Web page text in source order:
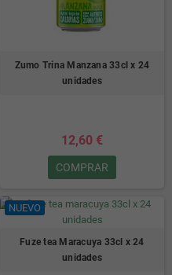
Zumo Trina Manzana 33cl x 24
unidades
12,60 €
COMPRAR
NUEVO
Fuze tea Maracuya 33cl x 24
unidades